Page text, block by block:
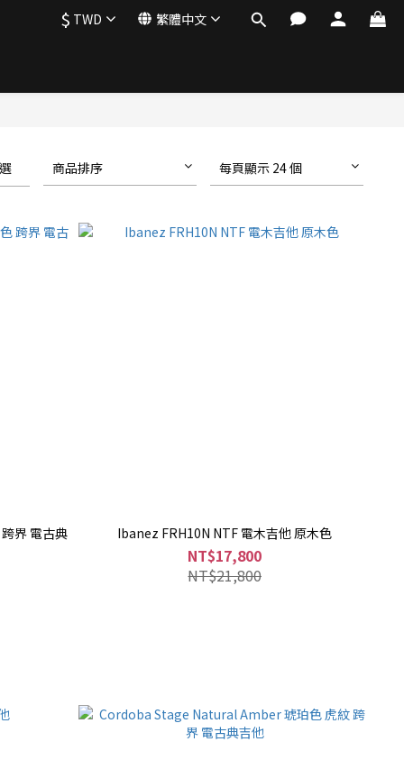
$ TWD 繁體中文
商品排序 每頁顯示 24 個
界 電古典
Ibanez FRH10N NTF 電木吉他 原木色
NT$17,800
NT$21,800